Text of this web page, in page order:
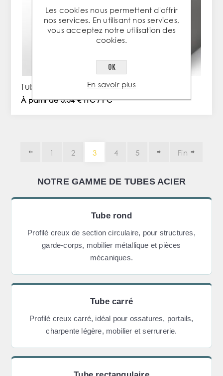
Tube carré 30x30x3mm en acier
À partir de 5,54 € TTC / PC
1 2 3 4 5 Fin
NOTRE GAMME DE TUBES ACIER
Tube rond
Profilé creux de section circulaire, pour structures,
garde-corps, mobilier métallique et pièces
mécaniques.
Tube carré
Profilé creux carré, idéal pour ossatures, portails,
charpente légère, mobilier et serrurerie.
Les cookies nous permettent d'offrir
nos services. En utilisant nos services,
vous acceptez notre utilisation des
cookies.
OK
En savoir plus